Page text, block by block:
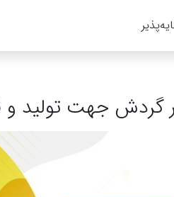
جهت تولید و فروش